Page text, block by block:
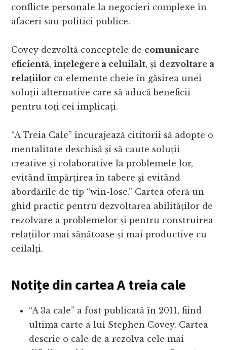
conflicte personale la negocieri complexe în
afaceri sau politici publice.
Covey dezvoltă conceptele de comunicare
eficientă,înțelegere a celuilalt, și dezvoltare a
relațiilor ca elemente cheie în găsirea unei
soluții alternative care să aducă beneficii
pentru toți cei implicați.
“A Treia Cale” încurajează cititorii să adopte o
mentalitate deschisă și să caute soluții
creative și colaborative la problemele lor,
evitând împărțirea în tabere și evitând
abordările de tip “win-lose.” Cartea oferă un
ghid practic pentru dezvoltarea abilităților de
rezolvare a problemelor și pentru construirea
relațiilor mai sănătoase și mai productive cu
ceilalți.
Notițe din cartea A treia cale
“A 3a cale” a fost publicată în 2011, fiind
ultima carte a lui Stephen Covey. Cartea
descrie o cale de a rezolva cele mai